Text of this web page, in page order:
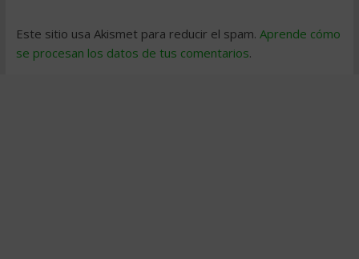
Este sitio usa Akismet para reducir el spam. Aprende cómo
se procesan los datos de tus comentarios.